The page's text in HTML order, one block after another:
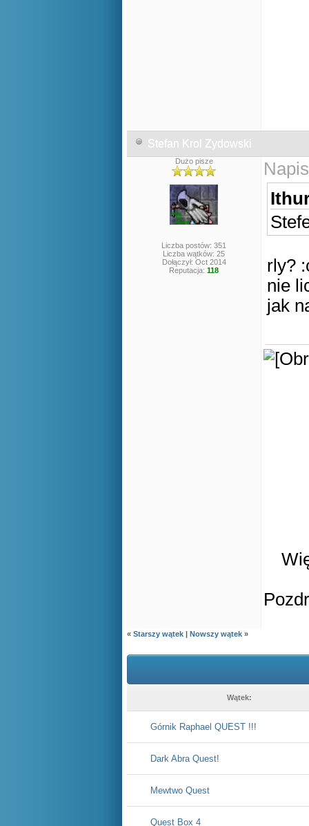
Stefan Krol Zydowski
Dużo pisze
Liczba postów: 351
Liczba wątków: 25
Dołączył: Oct 2014
Reputacja: 118
rly?
nie
jak
« Starszy wątek | Nowszy wątek »
Wątek:
Górnik Raphael QUEST !!!
Dark Abra Quest!
Mewtwo Quest
Quest Box 4